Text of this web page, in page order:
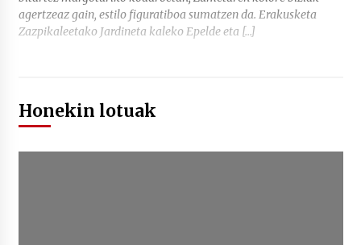
agertzeaz gain, estilo figuratiboa sumatzen da. Erakusketa
Zazpikaleetako Jardineta kaleko Epelde eta […]
Honekin lotuak